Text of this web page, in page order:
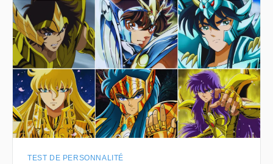
TEST DE PERSONNALITÉ